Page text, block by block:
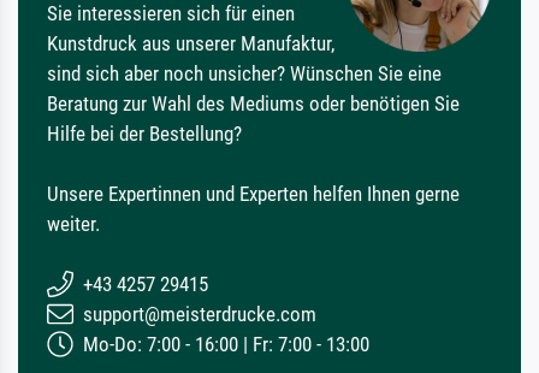
Sie interessieren sich für einen
Kunstdruck aus unserer Manufaktur,
sind sich aber noch unsicher? Wünschen Sie eine
Beratung zur Wahl des Mediums oder benötigen Sie
Hilfe bei der Bestellung?
Unsere Expertinnen und Experten helfen Ihnen gerne
weiter.
+43 4257 29415
support@meisterdrucke.com
Mo-Do: 7:00 - 16:00 | Fr: 7:00 - 13:00